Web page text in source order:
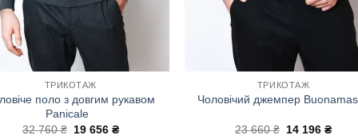
ТРИКОТАЖ
поло з довгим рукавом
Panicale
32 760₴ Оригінальна
19 656₴Поточна
ТРИКОТАЖ
Чоловічий джемпер
23 660₴ Оригінальна
14 196₴